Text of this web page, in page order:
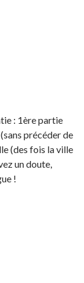
: 1ère partie
précéder de
(des fois la ville
un doute,
!